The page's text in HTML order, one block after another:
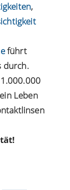
,
führt
durch.
Leben